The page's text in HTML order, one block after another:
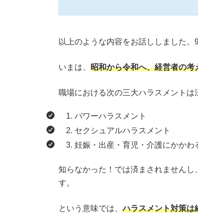
以上のような内容をお話ししました。
いまは、 昭和から令和へ、経営者の
職場における次の三大ハラスメントは
パワーハラスメント
セクシュアルハラスメント
妊娠・出産・育児・介護にかかわ
知らなかった！では済まされません
す。
という意味では、ハラスメント対策は